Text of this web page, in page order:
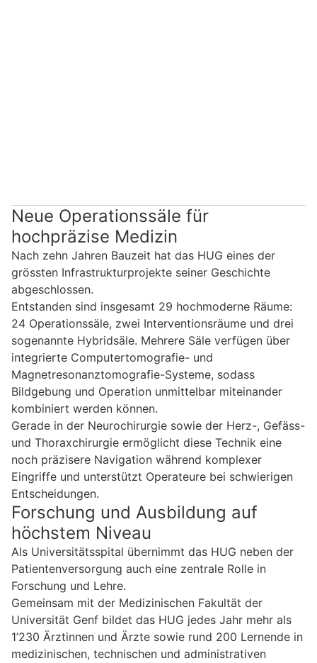
Neue Operationssäle für
hochpräzise Medizin
Nach zehn Jahren Bauzeit hat das HUG eines der
grössten Infrastrukturprojekte seiner Geschichte
abgeschlossen.
Entstanden sind insgesamt 29 hochmoderne Räume:
24 Operationssäle, zwei Interventionsräume und drei
sogenannte Hybridsäle. Mehrere Säle verfügen über
integrierte Computertomografie- und
Magnetresonanztomografie-Systeme, sodass
Bildgebung und Operation unmittelbar miteinander
kombiniert werden können.
Gerade in der Neurochirurgie sowie der Herz-, Gefäss-
und Thoraxchirurgie ermöglicht diese Technik eine
noch präzisere Navigation während komplexer
Eingriffe und unterstützt Operateure bei schwierigen
Entscheidungen.
Forschung und Ausbildung auf
höchstem Niveau
Als Universitätsspital übernimmt das HUG neben der
Patientenversorgung auch eine zentrale Rolle in
Forschung und Lehre.
Gemeinsam mit der Medizinischen Fakultät der
Universität Genf bildet das HUG jedes Jahr mehr als
1’230 Ärztinnen und Ärzte sowie rund 200 Lernende in
medizinischen, technischen und administrativen